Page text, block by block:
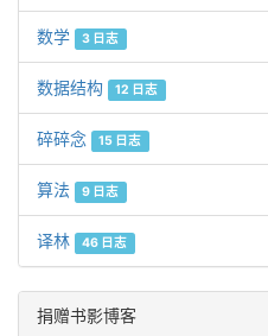
数学 3 日志
数据结构 12 日志
碎碎念 15 日志
算法 9 日志
译林 46 日志
捐赠书影博客